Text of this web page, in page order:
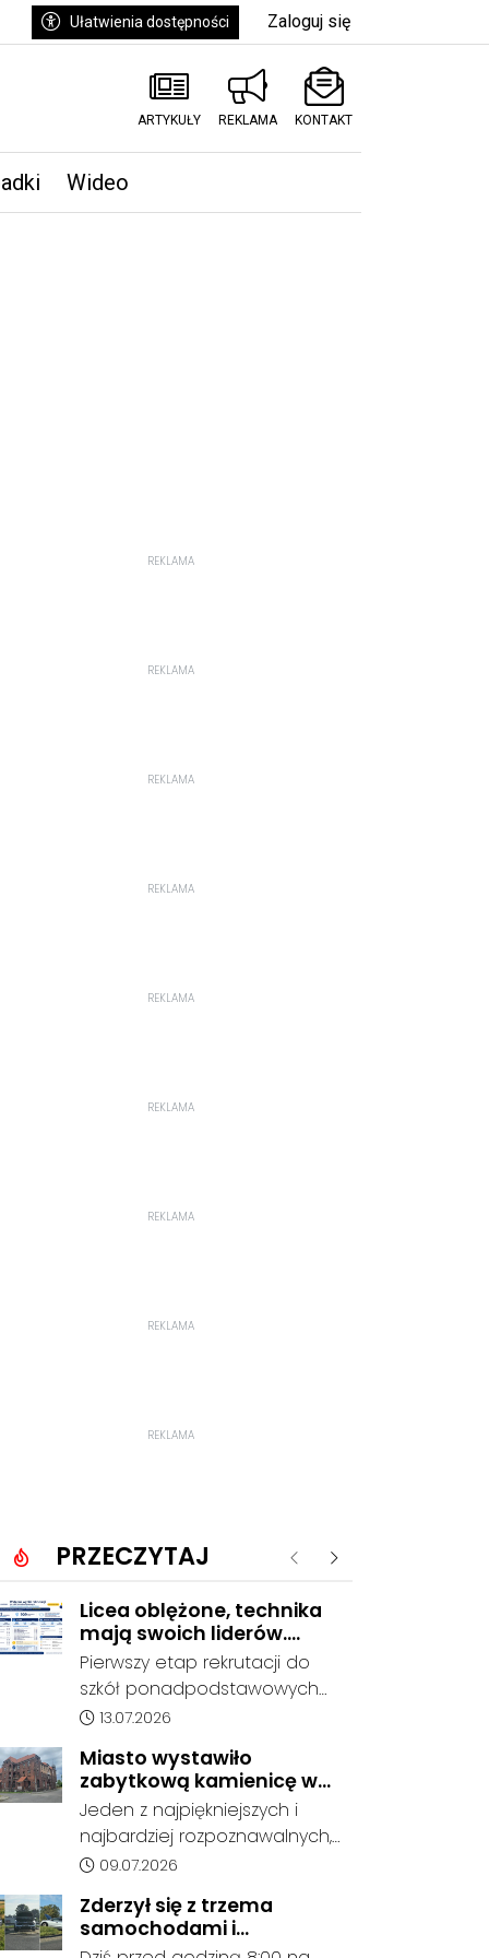
Ułatwienia dostępności Zaloguj się
ARTYKUŁY REKLAMA KONTAKT
Wideo
REKLAMA
REKLAMA
REKLAMA
REKLAMA
REKLAMA
REKLAMA
REKLAMA
REKLAMA
REKLAMA
PRZECZYTAJ Poprzednie
Następne
Licea oblężone, technika
mają swoich liderów.
Znamy wstępne wyniki
rekrutacji do szkół w
powiecie
Pierwszy etap rekrutacji do
szkół ponadpodstawowych
prowadzonych przez Powiat
pokazuje coraz wyraźniejsze
preferencje tegorocznych
absolwentów szkół
podstawowych. Dane dotyczą
kandydatów, którzy wskazali
dany oddział jako pierwszy
wybór, dlatego nie stanowią
jeszcze ostatecznego wyniku
Data dodania artykułu:
13.07.2026
Miasto wystawiło
zabytkową kamienicę w
Porcie na sprzedaż. W
dawnym hotelu mają
powstać mieszkania
Jeden z najpiękniejszych i
najbardziej rozpoznawalnych,
ale też najbardziej
Portu został wystawiony na
sprzedaż. Gmina Kędzierzyn-
Data dodania artykułu:
09.07.2026
Zderzył się z trzema
samochodami i
kontynuował jazdę. Seria